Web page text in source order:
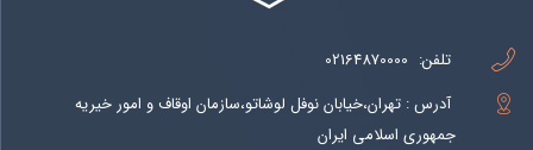
تلفن: 02164870000
آدرس : تهران،خیابان نوفل لوشاتو،سازمان اوقاف و امور خیریه
جمهوری اسلامی ایران